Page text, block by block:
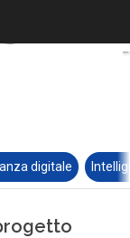
digitale